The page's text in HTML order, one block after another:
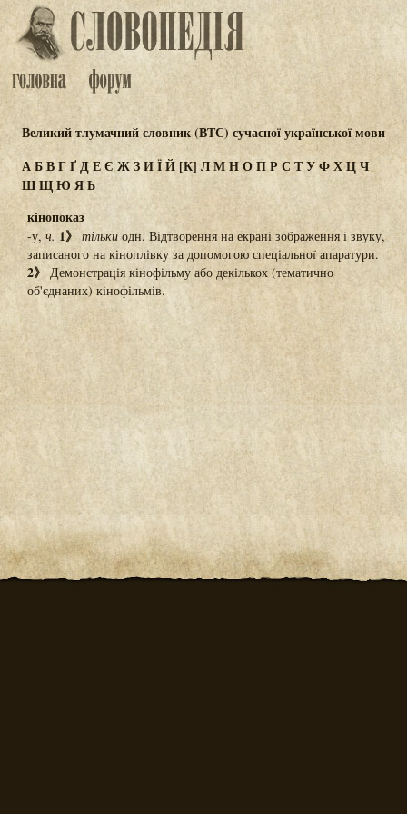
Великий тлумачний словник (ВТС) сучасної української мови
АБВГҐДЕЄ ЖЗИЇЙ [К] ЛМНОПР СТУФХЦЧ
ШЩЮЯЬ
кінопоказ
-у, ч. 1》 тільки одн. Відтворення на екрані зображення і звуку,
записаного на кіноплівку за допомогою спеціальної апаратури.
2》 Демонстрація кінофільму або декількох (тематично
об'єднаних) кінофільмів.